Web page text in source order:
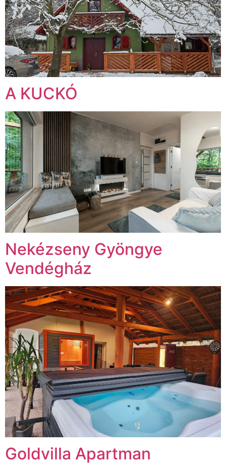
A KUCKÓ
Nekézseny Gyöngye
Vendégház
Goldvilla Apartman